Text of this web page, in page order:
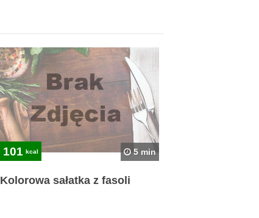
101 kcal 5 min
Kolorowa sałatka z fasoli